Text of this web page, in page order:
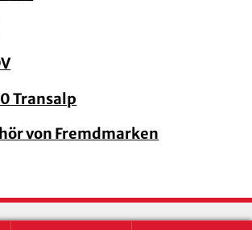
Transalp
von Fremdmarken